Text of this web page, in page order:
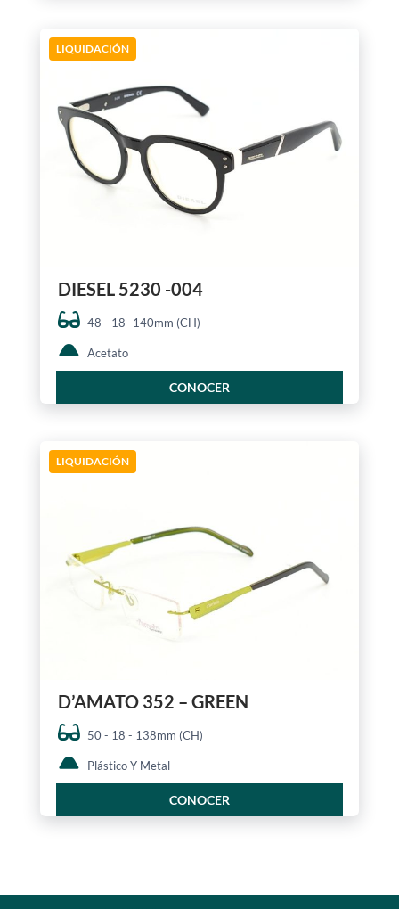
LIQUIDACIÓN
DIESEL 5230 -004
48 - 18 -140mm (CH)
Acetato
CONOCER
LIQUIDACIÓN
D’AMATO 352 – GREEN
50 - 18 - 138mm (CH)
Plástico Y Metal
CONOCER